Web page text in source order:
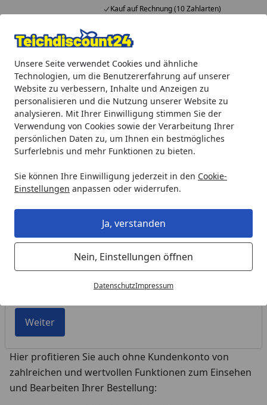
Unsere Seite verwendet Cookies und ähnliche
Technologien, um die Benutzererfahrung auf unserer
Website zu verbessern, Inhalte und Anzeigen zu
personalisieren und die Nutzung unserer Website zu
analysieren. Mit Ihrer Einwilligung stimmen Sie der
Verwendung von Cookies sowie der Verarbeitung Ihrer
persönlichen Daten zu, um Ihnen ein bestmögliches
Surferlebnis und mehr Funktionen zu bieten.
Sie können Ihre Einwilligung jederzeit in den Cookie-
Einstellungen anpassen oder widerrufen.
Ja, verstanden
Nein, Einstellungen öffnen
DatenschutzImpressum
Kauf auf Rechnung (10 Zahlarten)
Alle Produkte
Mein Konto
Suchen
Startseite
Meine Bestellung
Meine Bestellung
Bitte tragen Sie Ihre Bestellnummer oder
Bestelldetails einzusehen.
Bestellnummer / Rechnungsnummer *
Weiter
Hier profitieren Sie auch ohne Kundenkonto von
zahlreichen und wertvollen Funktionen zum Einsehen
und Bearbeiten Ihrer Bestellung: